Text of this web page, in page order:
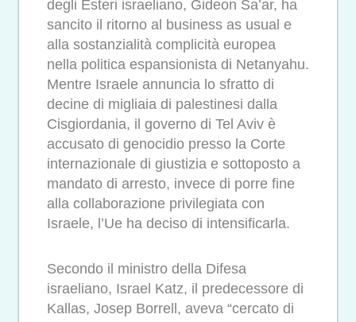
degli Esteri israeliano, Gideon Sa’ar, ha
sancito il ritorno al business as usual e
alla sostanzialità complicità europea
nella politica espansionista di Netanyahu.
Mentre Israele annuncia lo sfratto di
decine di migliaia di palestinesi dalla
Cisgiordania, il governo di Tel Aviv è
accusato di genocidio presso la Corte
internazionale di giustizia e sottoposto a
mandato di arresto, invece di porre fine
alla collaborazione privilegiata con
Israele, l’Ue ha deciso di intensificarla.
Secondo il ministro della Difesa
israeliano, Israel Katz, il predecessore di
Kallas, Josep Borrell, aveva “cercato di